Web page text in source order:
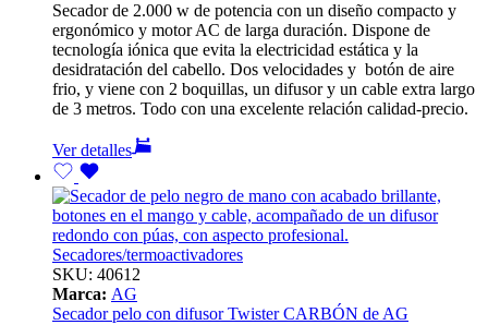
Secador de 2.000 w de potencia con un diseño compacto y
ergonómico y motor AC de larga duración. Dispone de
tecnología iónica que evita la electricidad estática y la
desidratación del cabello. Dos velocidades y botón de aire
frio, y viene con 2 boquillas, un difusor y un cable extra largo
de 3 metros. Todo con una excelente relación calidad-precio.
Ver detalles
Secadores/termoactivadores
SKU: 40612
Marca: AG
Secador pelo con difusor Twister CARBÓN de AG